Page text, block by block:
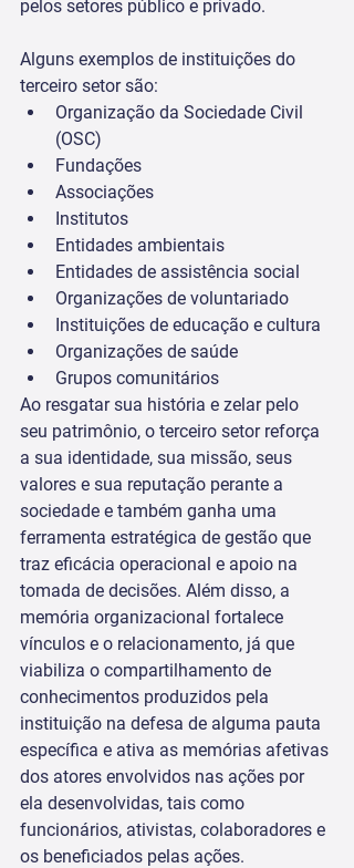
pelos setores público e privado.
Alguns exemplos de instituições do
terceiro setor são:
Organização da Sociedade Civil
(OSC)
Fundações
Associações
Institutos
Entidades ambientais
Entidades de assistência social
Organizações de voluntariado
Instituições de educação e cultura
Organizações de saúde
Grupos comunitários
Ao resgatar sua história e zelar pelo
seu patrimônio, o terceiro setor reforça
a sua identidade, sua missão, seus
valores e sua reputação perante a
sociedade e também ganha uma
ferramenta estratégica de gestão que
traz eficácia operacional e apoio na
tomada de decisões. Além disso, a
memória organizacional fortalece
vínculos e o relacionamento, já que
viabiliza o compartilhamento de
conhecimentos produzidos pela
instituição na defesa de alguma pauta
específica e ativa as memórias afetivas
dos atores envolvidos nas ações por
ela desenvolvidas, tais como
funcionários, ativistas, colaboradores e
os beneficiados pelas ações.